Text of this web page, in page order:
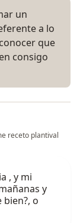
un
a lo
que
consigo
receto plantival
, y mi
y
o